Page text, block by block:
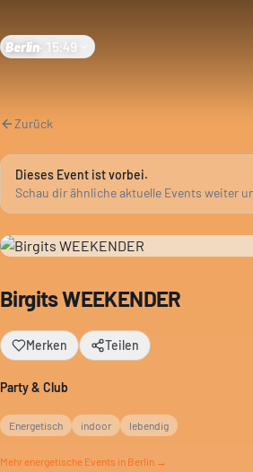
Berlin 15:49
Zurück
Dieses Event ist vorbei.
Schau dir ähnliche aktuelle Events weiter
Birgits WEEKENDER
Merken Teilen
Party & Club
Energetisch indoor lebendig
Mehr energetische Events in Berlin →